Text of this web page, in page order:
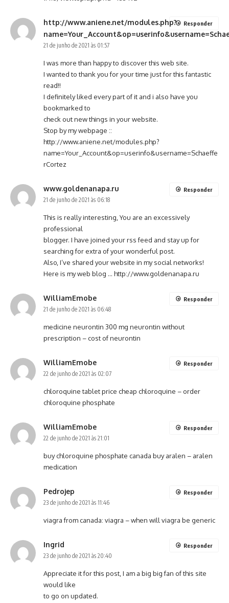
http://www.aniene.net/modules.php?
21 de junho de 2021 às 01:57
I was more than happy to discover this web site.
I wanted to thank you for your time just for this fantastic
read!!
I definitely liked every part of it and i also have you
bookmarked to
check out new things in your website.
Stop by my webpage ::
http://www.aniene.net/modules.php?
name=Your_Account&op=userinfo&username=Schaeffe
rCortez
Responder
www.goldenanapa.ru
21 de junho de 2021 às 06:18
This is really interesting, You are an excessively
professional
blogger. I have joined your rss feed and stay up for
searching for extra of your wonderful post.
Also, I’ve shared your website in my social networks!
Here is my web blog … http://www.goldenanapa.ru
Responder
WilliamEmobe
21 de junho de 2021 às 06:48
medicine neurontin 300 mg neurontin without
prescription – cost of neurontin
Responder
WilliamEmobe
22 de junho de 2021 às 02:07
chloroquine tablet price cheap chloroquine – order
chloroquine phosphate
Responder
WilliamEmobe
22 de junho de 2021 às 21:01
buy chloroquine phosphate canada buy aralen – aralen
medication
Responder
Pedrojep
23 de junho de 2021 às 11:46
viagra from canada: viagra – when will viagra be generic
Responder
Ingrid
23 de junho de 2021 às 20:40
Appreciate it for this post, I am a big big fan of this site
would like
to go on updated.
Responder